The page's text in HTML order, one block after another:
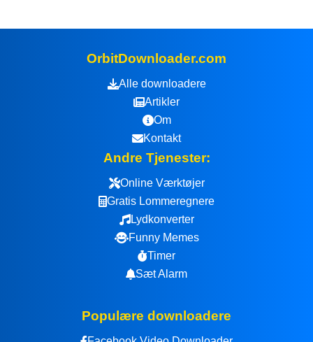
OrbitDownloader.com
Alle downloadere
Artikler
Om
Kontakt
Andre Tjenester:
Online Værktøjer
Gratis Lommeregnere
Lydkonverter
Funny Memes
Timer
Sæt Alarm
Populære downloadere